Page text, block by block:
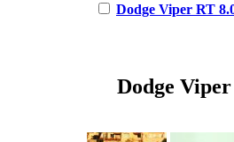
Dodge Viper RT
Dodge